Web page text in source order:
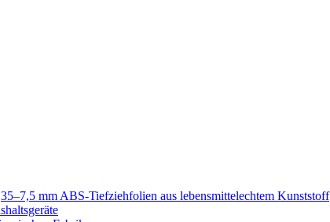
mm ABS-Tiefziehfolien aus lebensmittelechtem Kunststoff